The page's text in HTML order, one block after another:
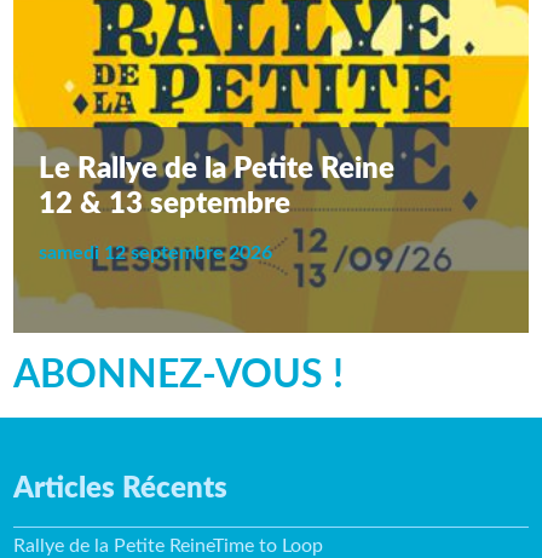
Le Rallye de la Petite Reine
12 & 13 septembre
samedi 12 septembre 2026
ABONNEZ-VOUS !
Articles Récents
Rallye de la Petite ReineTime to Loop